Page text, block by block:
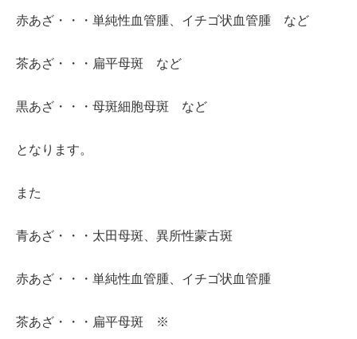
赤あざ・・・単純性血管腫、イチゴ状血管腫 など
茶あざ・・・扁平母斑 など
黒あざ・・・母斑細胞母斑 など
となります。
また
青あざ・・・太田母斑、異所性蒙古斑
赤あざ・・・単純性血管腫、イチゴ状血管腫
茶あざ・・・扁平母斑 ※